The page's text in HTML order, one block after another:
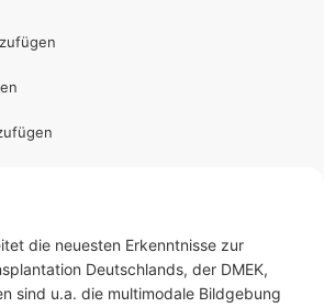
die neuesten Erkenntnisse zur
Deutschlands, der DMEK,
sind u.a. die multimodale Bildgebung